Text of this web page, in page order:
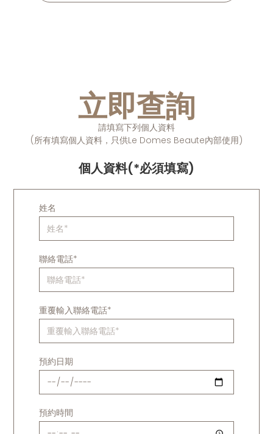
立即查詢
請填寫下列個人資料
(所有填寫個人資料，只供Le Domes Beaute內部使用)
個人資料(*必須填寫)
姓名
聯絡電話*
重覆輸入聯絡電話*
預約日期
預約時間